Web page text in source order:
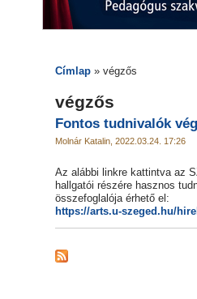
Címlap» végzős
végzős
Fontos tudnivalók
Molnár Katalin, 2022.03.24. 17:26
Az alábbi linkre kattintva az
hallgatói részére hasznos
összefoglalója érhető el:
https://arts.u-szeged.hu/